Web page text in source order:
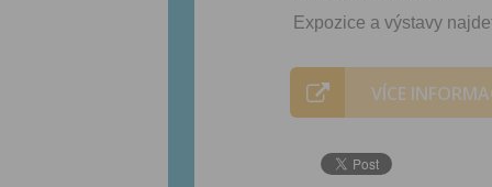
Expozice a výstavy
VÍCE